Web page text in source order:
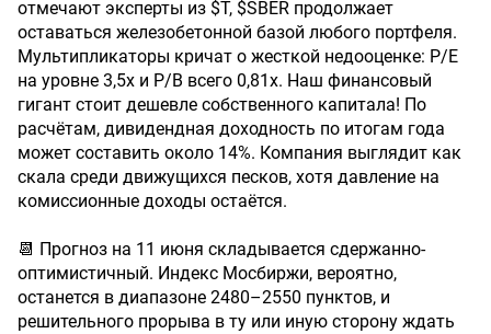
отмечают эксперты из $T, $SBER продолжает
оставаться железобетонной базой любого портфеля.
Мультипликаторы кричат о жесткой недооценке: P/E
на уровне 3,5х и P/B всего 0,81х. Наш финансовый
гигант стоит дешевле собственного капитала! По
расчётам, дивидендная доходность по итогам года
может составить около 14%. Компания выглядит как
скала среди движущихся песков, хотя давление на
комиссионные доходы остаётся.
📆 Прогноз на 11 июня складывается сдержанно-
оптимистичный. Индекс Мосбиржи, вероятно,
останется в диапазоне 2480–2550 пунктов, и
решительного прорыва в ту или иную сторону ждать